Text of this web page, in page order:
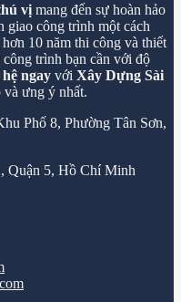
vị mang đến sự hoàn hảo
giao công trình một cách
10 năm thi công và thiết
trình bạn cần với độ
ngay với Xây Dựng Sài
và ưng ý nhất.
Phố 8, Phường Tân Sơn,
Quận 5, Hồ Chí Minh